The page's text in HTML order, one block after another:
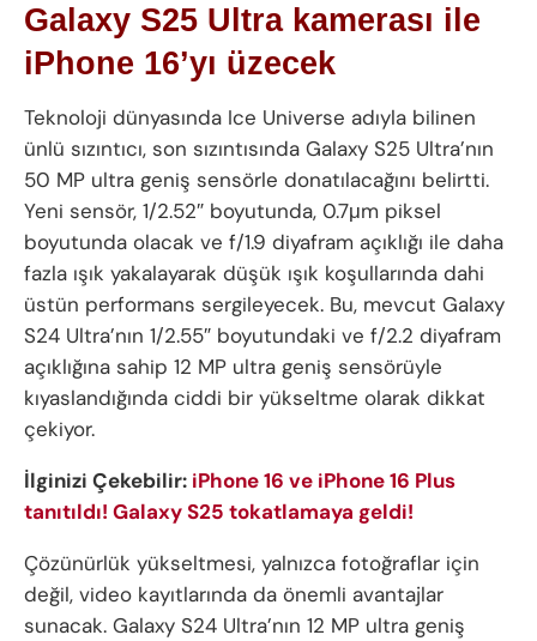
Galaxy S25 Ultra kamerası ile
iPhone 16’yı üzecek
Teknoloji dünyasında Ice Universe adıyla bilinen
ünlü sızıntıcı, son sızıntısında Galaxy S25 Ultra’nın
50 MP ultra geniş sensörle donatılacağını belirtti.
Yeni sensör, 1/2.52″ boyutunda, 0.7μm piksel
boyutunda olacak ve f/1.9 diyafram açıklığı ile daha
fazla ışık yakalayarak düşük ışık koşullarında dahi
üstün performans sergileyecek. Bu, mevcut Galaxy
S24 Ultra’nın 1/2.55″ boyutundaki ve f/2.2 diyafram
açıklığına sahip 12 MP ultra geniş sensörüyle
kıyaslandığında ciddi bir yükseltme olarak dikkat
çekiyor.
İlginizi Çekebilir: iPhone 16 ve iPhone 16 Plus
tanıtıldı! Galaxy S25 tokatlamaya geldi!
Çözünürlük yükseltmesi, yalnızca fotoğraflar için
değil, video kayıtlarında da önemli avantajlar
sunacak. Galaxy S24 Ultra’nın 12 MP ultra geniş